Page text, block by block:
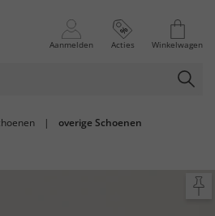
Aanmelden Acties Winkelwagen
| overige Schoenen